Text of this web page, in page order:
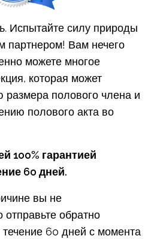
Испытайте силу природы
партнером! Вам нечего
можете многое
которая может
размера полового члена и
полового акта во
100% гарантией
60 дней.
вы не
отправьте обратно
60 дней с момента